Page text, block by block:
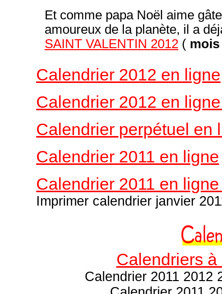
Et comme papa Noël aime
amoureux de la planète, il a
SAINT VALENTIN 2012 ( mois
Calendrier 2012 en ligne
Calendrier 2012 en
Calendrier perpétuel en
Calendrier 2011 en ligne
Calendrier 2011 en
Imprimer calendrier janvier
Calendriers
Calendrier 2011 2012